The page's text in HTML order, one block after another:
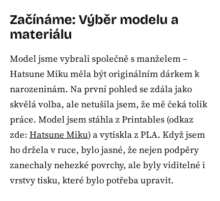
Začínáme: Výběr modelu a
materiálu
Model jsme vybrali společně s manželem –
Hatsune Miku měla být originálním dárkem k
narozeninám. Na první pohled se zdála jako
skvělá volba, ale netušila jsem, že mě čeká tolik
práce. Model jsem stáhla z Printables (odkaz
zde: Hatsune Miku) a vytiskla z PLA. Když jsem
ho držela v ruce, bylo jasné, že nejen podpěry
zanechaly nehezké povrchy, ale byly viditelné i
vrstvy tisku, které bylo potřeba upravit.